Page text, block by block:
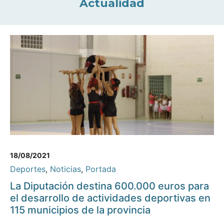
Actualidad
18/08/2021
Deportes, Noticias, Portada
La Diputación destina 600.000 euros para
el desarrollo de actividades deportivas en
115 municipios de la provincia